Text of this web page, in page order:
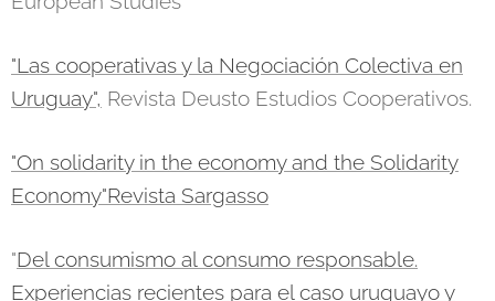
"Las cooperativas y la Negociación Colectiva en
Uruguay", Revista Deusto Estudios Cooperativos.
"On solidarity in the economy and the Solidarity
Economy"Revista Sargasso
"Del consumismo al consumo responsable.
Experiencias recientes para el caso uruguayo y